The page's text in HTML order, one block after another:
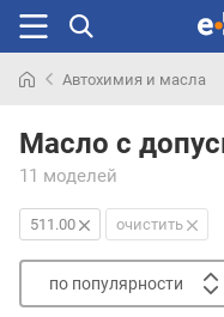
раньше
Автохимия и масла
Масло с
11 моделей
511.00 очистить
по популярности